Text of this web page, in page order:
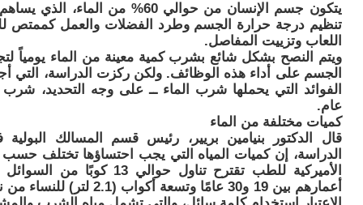
يتكون جسم الإنسان من حوالي 60%
تنظيم درجة حرارة الجسم وطرد الفضلات والعمل كممتص
اللعاب وتزييت المفاصل.
ويتم النصح بشكل شائع بشرب كمية معينة من الماء يومياً
الجسم على أداء هذه الوظائف. ولكن ركزت الدراسة، التي
الفوائد التي يحملها شرب الماء ــ على وجه التحديد،
عام.
كميات مختلفة من الماء
قال الدكتور بنيامين بريير، رئيس قسم المسالك
الدراسة، إن كميات المياه التي يجب احتساؤها تختلف حسب
أعمارهم بين 19 و30 عامًا